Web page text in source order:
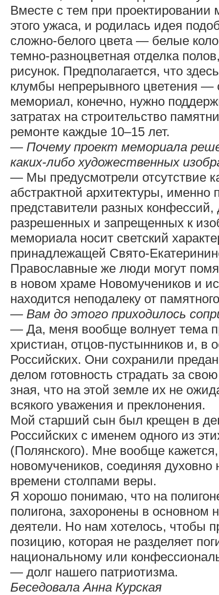
Вместе с тем при проектировании
этого ужаса, и родилась идея
сложно-белого цвета — белые
темно-разноцветная отделка
рисунок. Предполагается, что
клумбы непрерывного цветения —
мемориал, конечно, нужно
затратах на строительство
ремонте каждые 10–15 лет.
— Почему проект мемориала
каких-либо художественных
— Мы предусмотрели отсутствие
абстрактной архитектуры, именно
представители разных
разрешенных и запрещенных к
мемориала носит светский
принадлежащей Свято-
Православные же люди могут
в новом храме Новомучеников и
находится неподалеку от
— Вам до этого приходилось
— Да, меня вообще волнует тема
христиан, отцов-пустынников и, в
Российских. Они сохранили
делом готовность страдать за
зная, что на этой земле их не
всякого уважения и преклонения.
Мой старший сын был крещен в
Российских с именем одного из
(Полянского). Мне вообще
новомучеников, соединяя
времени столпами веры.
Я хорошо понимаю, что на
полигона, захоронены в основном
деятели. Но нам хотелось, чтобы
позицию, которая не разделяет
национальному или
— долг нашего патриотизма.
Беседовала Анна Курская